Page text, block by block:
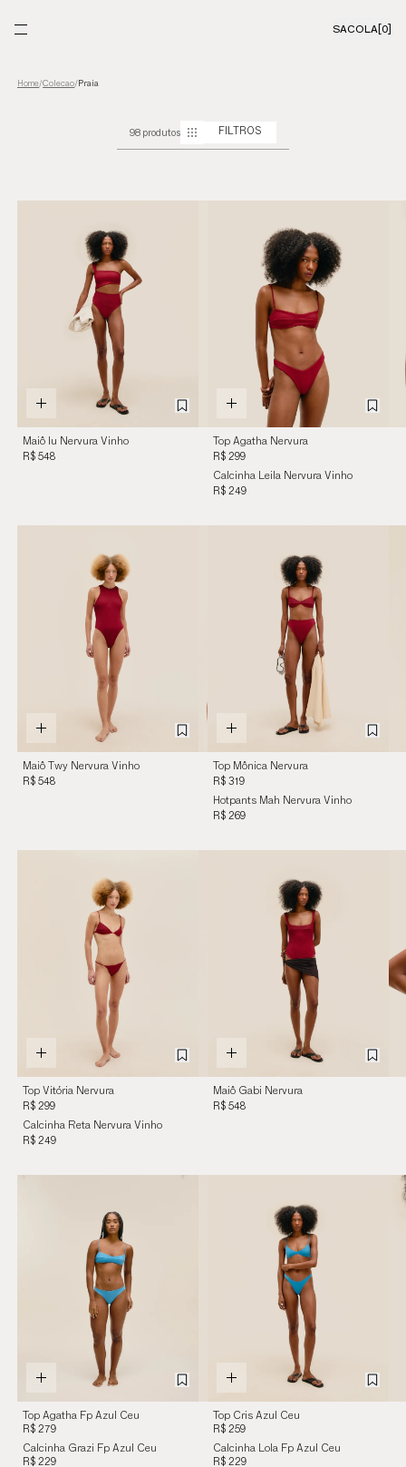
SACOLA[0]
Home/Colecao/Praia
98 produtos FILTROS
Maiô Iu Nervura Vinho
Merlot
R$ 548
Top Agatha Nervura
Vinho Merlot
R$ 299
Calcinha Leila Nervura Vinho
Merlot
R$ 249
Maiô Twy Nervura Vinho
Merlot
R$ 548
Top Mônica Nervura
Vinho Merlot
R$ 319
Hotpants Mah Nervura Vinho
Merlot
R$ 269
Top Vitória Nervura
Vinho Merlot
R$ 299
Calcinha Reta Nervura Vinho
Merlot
R$ 249
Maiô Gabi Nervura
Vinho Merlot
R$ 548
Top Agatha Fp Azul Ceu
R$ 279
Calcinha Grazi Fp Azul Ceu
R$ 229
Top Cris Azul Ceu
R$ 259
Calcinha Lola Fp Azul Ceu
R$ 229